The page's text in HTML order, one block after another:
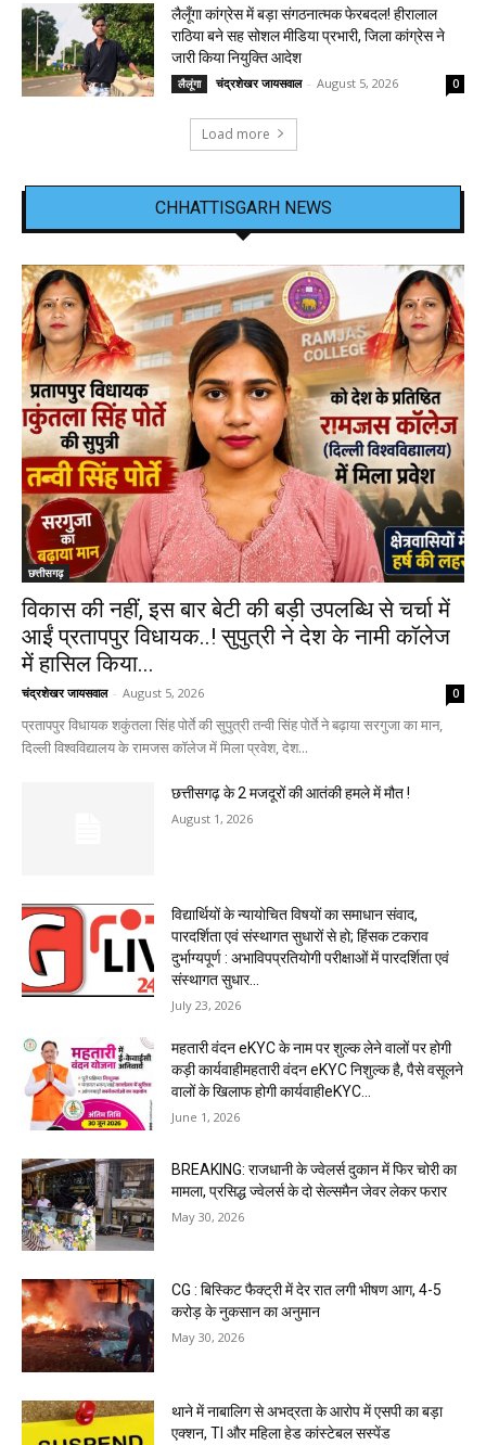
लैलूँगा कांग्रेस में बड़ा संगठनात्मक फेरबदल! हीरालाल
राठिया बने सह सोशल मीडिया प्रभारी, जिला कांग्रेस ने
जारी किया नियुक्ति आदेश
लैलूंगा चंद्रशेखर जायसवाल - August 5, 2026 0
Load more
CHHATTISGARH NEWS
छत्तीसगढ़
विकास की नहीं, इस बार बेटी की बड़ी उपलब्धि से चर्चा में
आईं प्रतापपुर विधायक..! सुपुत्री ने देश के नामी कॉलेज
में हासिल किया...
चंद्रशेखर जायसवाल - August 5, 2026 0
प्रतापपुर विधायक शकुंतला सिंह पोर्ते की सुपुत्री तन्वी सिंह पोर्ते ने बढ़ाया सरगुजा का मान,
दिल्ली विश्वविद्यालय के रामजस कॉलेज में मिला प्रवेश, देश...
छत्तीसगढ़ के 2 मजदूरों की आतंकी हमले में मौत !
August 1, 2026
विद्यार्थियों के न्यायोचित विषयों का समाधान संवाद,
पारदर्शिता एवं संस्थागत सुधारों से हो; हिंसक टकराव
दुर्भाग्यपूर्ण : अभाविपप्रतियोगी परीक्षाओं में पारदर्शिता एवं
संस्थागत सुधार...
July 23, 2026
महतारी वंदन eKYC के नाम पर शुल्क लेने वालों पर होगी
कड़ी कार्यवाहीमहतारी वंदन eKYC निशुल्क है, पैसे वसूलने
वालों के खिलाफ होगी कार्यवाहीeKYC...
June 1, 2026
BREAKING: राजधानी के ज्वेलर्स दुकान में फिर चोरी का
मामला, प्रसिद्ध ज्वेलर्स के दो सेल्समैन जेवर लेकर फरार
May 30, 2026
CG : बिस्किट फैक्ट्री में देर रात लगी भीषण आग, 4-5
करोड़ के नुकसान का अनुमान
May 30, 2026
थाने में नाबालिग से अभद्रता के आरोप में एसपी का बड़ा
एक्शन, TI और महिला हेड कांस्टेबल सस्पेंड